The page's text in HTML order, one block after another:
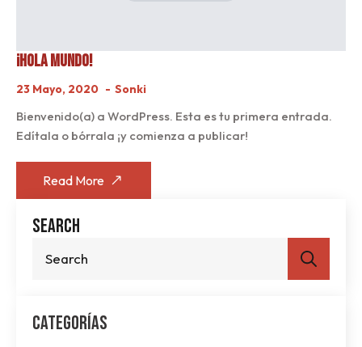
¡Hola Mundo!
23 Mayo, 2020 Sonki
Bienvenido(a) a WordPress. Esta es tu primera entrada.
Edítala o bórrala ¡y comienza a publicar!
Read More
Search
Categorías